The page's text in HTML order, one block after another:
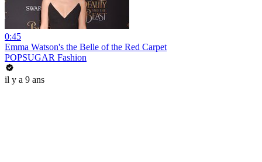
0:45
Emma Watson's the Belle of the Red Carpet
POPSUGAR Fashion
il y a 9 ans